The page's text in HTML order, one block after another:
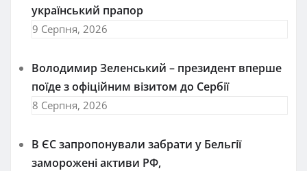
український прапор
9 Серпня, 2026
Володимир Зеленський – президент вперше
поїде з офіційним візитом до Сербії
8 Серпня, 2026
В ЄС запропонували забрати у Бельгії
заморожені активи РФ,